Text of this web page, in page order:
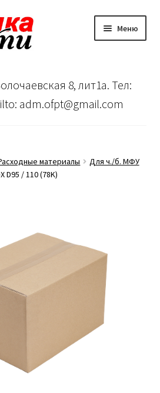
Меню
8, лит1а. Тел:
adm.ofpt@gmail.com
материалы
Для ч./б. МФУ
D95 / 110 (78K)